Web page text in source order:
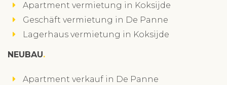
Apartment vermietung in Koksijde
Geschäft vermietung in De Panne
Lagerhaus vermietung in Koksijde
NEUBAU
Apartment verkauf in De Panne